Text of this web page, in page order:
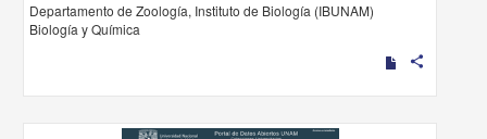
Departamento de Zoología, Instituto de Biología (IBUNAM)
Biología y Química
share